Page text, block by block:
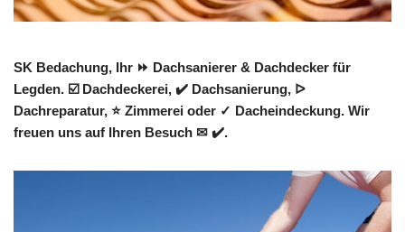
SK Bedachung, Ihr ⏩ Dachsanierer & Dachdecker für
Legden. ☑️ Dachdeckerei, ✔️ Dachsanierung, ᐅ
Dachreparatur, ⭐ Zimmerei oder ✓ Dacheindeckung. Wir
freuen uns auf Ihren Besuch ✉ ✔️.